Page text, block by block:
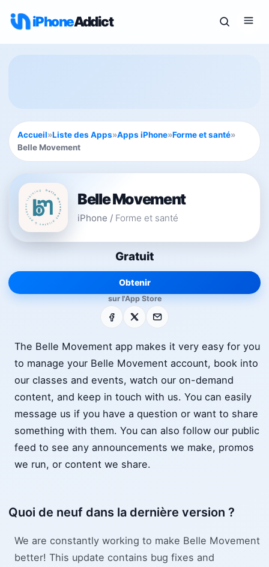
iPhoneAddict
Accueil»Liste des Apps»Apps iPhone»Forme et santé»
Belle Movement
Belle Movement
iPhone / Forme et santé
Gratuit
Obtenir
sur l'App Store
Facebook E-mail
The Belle Movement app makes it very easy for you
to manage your Belle Movement account, book into
our classes and events, watch our on-demand
content, and keep in touch with us. You can easily
message us if you have a question or want to share
something with them. You can also follow our public
feed to see any announcements we make, promos
we run, or content we share.
Quoi de neuf dans la dernière version ?
We are constantly working to make Belle Movement
better! This update contains bug fixes and